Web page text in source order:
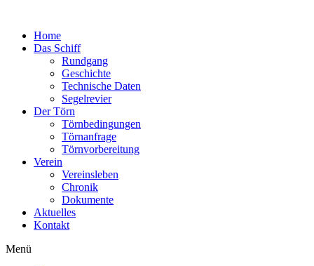
wechselnHome
Das Schiff
Rundgang
Geschichte
Technische Daten
Segelrevier
Der Törn
Törnbedingungen
Törnanfrage
Törnvorbereitung
Verein
Vereinsleben
Chronik
Dokumente
Aktuelles
Kontakt
Menü